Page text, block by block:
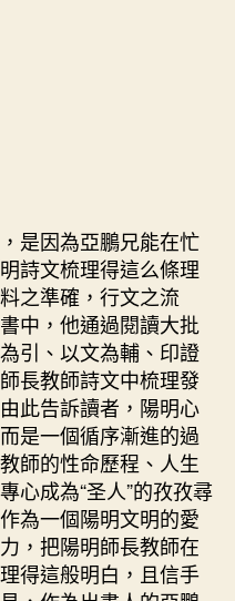
是因為亞鵬兄能在忙
詩文梳理得這么條理
之準確，行文之流
中，他通過閱讀大批
引、以文為輔、印證
長教師詩文中梳理發
此告訴讀者，陽明心
是一個循序漸進的過
師的性命歷程、人生
心成為“圣人”的孜孜尋
為一個陽明文明的愛
，把陽明師長教師在
得這般明白，且信手